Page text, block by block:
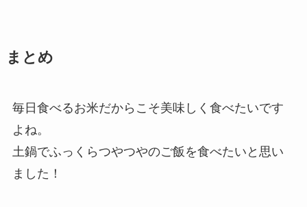
まとめ
毎日食べるお米だからこそ美味しく食べたいです
よね。
土鍋でふっくらつやつやのご飯を食べたいと思い
ました！